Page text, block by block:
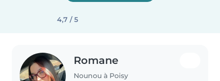
4,7 / 5
Romane
Nounou à Poisy